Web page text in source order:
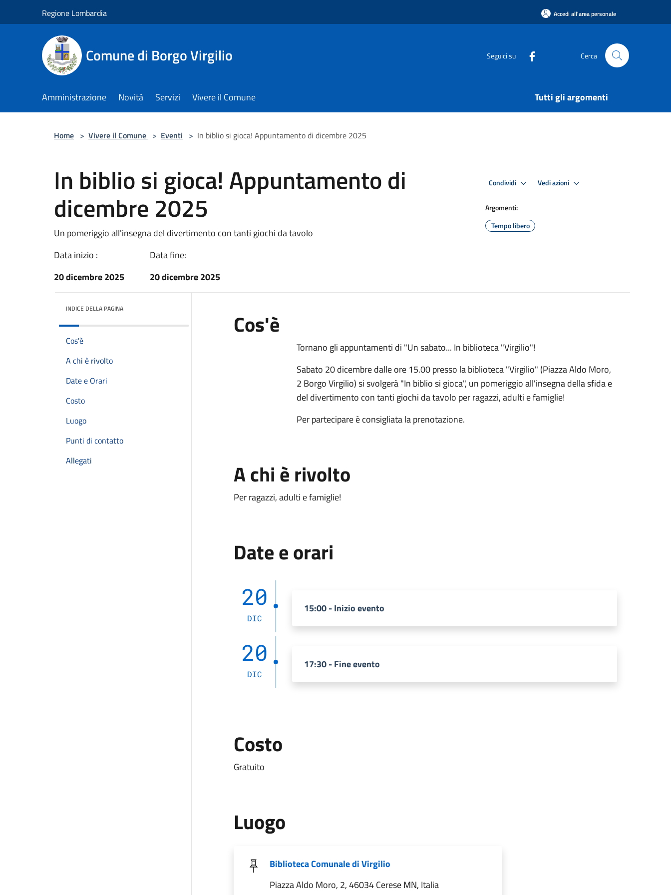
Regione Lombardia Accedi all'area personale
Comune di Borgo Virgilio Seguici su Cerca
Amministrazione Novità Servizi Vivere il Comune Tutti gli argomenti
Home > Vivere il Comune > Eventi > In biblio si gioca! Appuntamento di dicembre 2025
In biblio si gioca! Appuntamento di
dicembre 2025
Un pomeriggio all'insegna del divertimento con tanti giochi da tavolo
Data inizio :
20 dicembre 2025
Data fine:
20 dicembre 2025
Condividi Vedi azioni
Argomenti:
Tempo libero
INDICE DELLA PAGINA
Cos'è
A chi è rivolto
Date e Orari
Costo
Luogo
Punti di contatto
Allegati
Cos'è
Tornano gli appuntamenti di "Un sabato... In biblioteca "Virgilio"!
Sabato 20 dicembre dalle ore 15.00 presso la biblioteca "Virgilio" (Piazza Aldo Moro,
2 Borgo Virgilio) si svolgerà "In biblio si gioca", un pomeriggio all'insegna della sfida e
del divertimento con tanti giochi da tavolo per ragazzi, adulti e famiglie!
Per partecipare è consigliata la prenotazione.
A chi è rivolto
Per ragazzi, adulti e famiglie!
Date e orari
20
DIC
15:00 - Inizio evento
20
DIC
17:30 - Fine evento
Costo
Gratuito
Luogo
Biblioteca Comunale di Virgilio
Piazza Aldo Moro, 2, 46034 Cerese MN, Italia